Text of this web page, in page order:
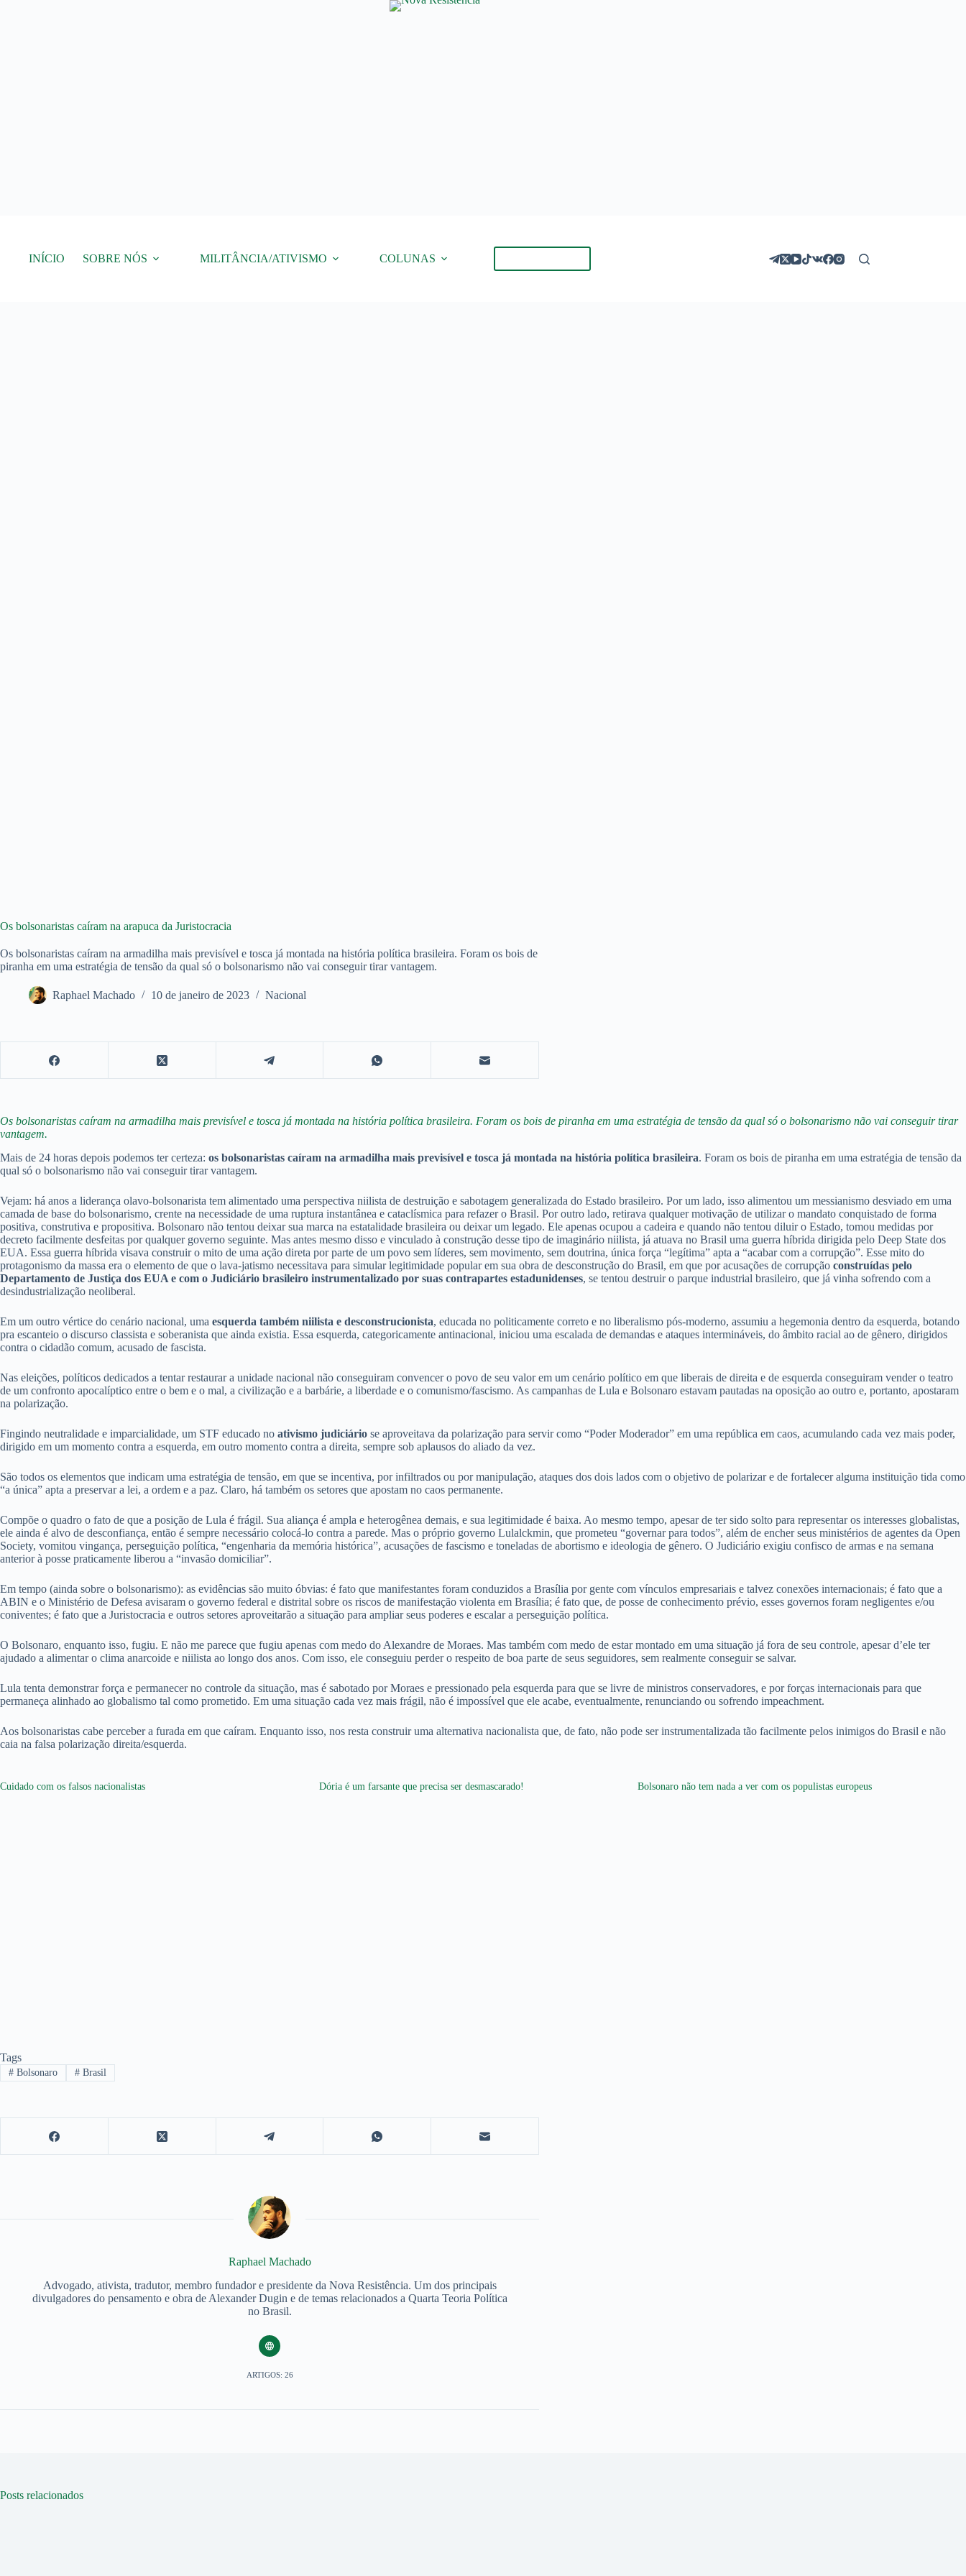
INÍCIO SOBRE NÓS MILITÂNCIA/ATIVISMO COLUNAS
Os bolsonaristas caíram na arapuca da Juristocracia
Os bolsonaristas caíram na armadilha mais previsível e tosca já montada na história política brasileira. Foram os bois de
piranha em uma estratégia de tensão da qual só o bolsonarismo não vai conseguir tirar vantagem.
Raphael Machado 10 de janeiro de 2023 Nacional
Os bolsonaristas caíram na armadilha mais previsível e tosca já montada na história política brasileira. Foram os bois de piranha em uma estratégia de tensão da qual só o bolsonarismo não vai conseguir tirar
vantagem.
Mais de 24 horas depois podemos ter certeza: os bolsonaristas caíram na armadilha mais previsível e tosca já montada na história política brasileira. Foram os bois de piranha em uma estratégia de tensão da
qual só o bolsonarismo não vai conseguir tirar vantagem.
Vejam: há anos a liderança olavo-bolsonarista tem alimentado uma perspectiva niilista de destruição e sabotagem generalizada do Estado brasileiro. Por um lado, isso alimentou um messianismo desviado em uma
camada de base do bolsonarismo, crente na necessidade de uma ruptura instantânea e cataclísmica para refazer o Brasil. Por outro lado, retirava qualquer motivação de utilizar o mandato conquistado de forma
positiva, construtiva e propositiva. Bolsonaro não tentou deixar sua marca na estatalidade brasileira ou deixar um legado. Ele apenas ocupou a cadeira e quando não tentou diluir o Estado, tomou medidas por
decreto facilmente desfeitas por qualquer governo seguinte. Mas antes mesmo disso e vinculado à construção desse tipo de imaginário niilista, já atuava no Brasil uma guerra híbrida dirigida pelo Deep State dos
EUA. Essa guerra híbrida visava construir o mito de uma ação direta por parte de um povo sem líderes, sem movimento, sem doutrina, única força “legítima” apta a “acabar com a corrupção”. Esse mito do
protagonismo da massa era o elemento de que o lava-jatismo necessitava para simular legitimidade popular em sua obra de desconstrução do Brasil, em que por acusações de corrupção construídas pelo
Departamento de Justiça dos EUA e com o Judiciário brasileiro instrumentalizado por suas contrapartes estadunidenses, se tentou destruir o parque industrial brasileiro, que já vinha sofrendo com a
desindustrialização neoliberal.
Em um outro vértice do cenário nacional, uma esquerda também niilista e desconstrucionista, educada no politicamente correto e no liberalismo pós-moderno, assumiu a hegemonia dentro da esquerda, botando
pra escanteio o discurso classista e soberanista que ainda existia. Essa esquerda, categoricamente antinacional, iniciou uma escalada de demandas e ataques intermináveis, do âmbito racial ao de gênero, dirigidos
contra o cidadão comum, acusado de fascista.
Nas eleições, políticos dedicados a tentar restaurar a unidade nacional não conseguiram convencer o povo de seu valor em um cenário político em que liberais de direita e de esquerda conseguiram vender o teatro
de um confronto apocalíptico entre o bem e o mal, a civilização e a barbárie, a liberdade e o comunismo/fascismo. As campanhas de Lula e Bolsonaro estavam pautadas na oposição ao outro e, portanto, apostaram
na polarização.
Fingindo neutralidade e imparcialidade, um STF educado no ativismo judiciário se aproveitava da polarização para servir como “Poder Moderador” em uma república em caos, acumulando cada vez mais poder,
dirigido em um momento contra a esquerda, em outro momento contra a direita, sempre sob aplausos do aliado da vez.
São todos os elementos que indicam uma estratégia de tensão, em que se incentiva, por infiltrados ou por manipulação, ataques dos dois lados com o objetivo de polarizar e de fortalecer alguma instituição tida como
“a única” apta a preservar a lei, a ordem e a paz. Claro, há também os setores que apostam no caos permanente.
Compõe o quadro o fato de que a posição de Lula é frágil. Sua aliança é ampla e heterogênea demais, e sua legitimidade é baixa. Ao mesmo tempo, apesar de ter sido solto para representar os interesses globalistas,
ele ainda é alvo de desconfiança, então é sempre necessário colocá-lo contra a parede. Mas o próprio governo Lulalckmin, que prometeu “governar para todos”, além de encher seus ministérios de agentes da Open
Society, vomitou vingança, perseguição política, “engenharia da memória histórica”, acusações de fascismo e toneladas de abortismo e ideologia de gênero. O Judiciário exigiu confisco de armas e na semana
anterior à posse praticamente liberou a “invasão domiciliar”.
Em tempo (ainda sobre o bolsonarismo): as evidências são muito óbvias: é fato que manifestantes foram conduzidos a Brasília por gente com vínculos empresariais e talvez conexões internacionais; é fato que a
ABIN e o Ministério de Defesa avisaram o governo federal e distrital sobre os riscos de manifestação violenta em Brasília; é fato que, de posse de conhecimento prévio, esses governos foram negligentes e/ou
coniventes; é fato que a Juristocracia e outros setores aproveitarão a situação para ampliar seus poderes e escalar a perseguição política.
O Bolsonaro, enquanto isso, fugiu. E não me parece que fugiu apenas com medo do Alexandre de Moraes. Mas também com medo de estar montado em uma situação já fora de seu controle, apesar d’ele ter
ajudado a alimentar o clima anarcoide e niilista ao longo dos anos. Com isso, ele conseguiu perder o respeito de boa parte de seus seguidores, sem realmente conseguir se salvar.
Lula tenta demonstrar força e permanecer no controle da situação, mas é sabotado por Moraes e pressionado pela esquerda para que se livre de ministros conservadores, e por forças internacionais para que
permaneça alinhado ao globalismo tal como prometido. Em uma situação cada vez mais frágil, não é impossível que ele acabe, eventualmente, renunciando ou sofrendo impeachment.
Aos bolsonaristas cabe perceber a furada em que caíram. Enquanto isso, nos resta construir uma alternativa nacionalista que, de fato, não pode ser instrumentalizada tão facilmente pelos inimigos do Brasil e não
caia na falsa polarização direita/esquerda.
Cuidado com os falsos nacionalistas Dória é um farsante que precisa ser desmascarado! Bolsonaro não tem nada a ver com os populistas europeus
Tags
#Bolsonaro #Brasil
Raphael Machado
Advogado, ativista, tradutor, membro fundador e presidente da Nova Resistência. Um dos principais
divulgadores do pensamento e obra de Alexander Dugin e de temas relacionados a Quarta Teoria Política
no Brasil.
ARTIGOS: 26
Posts relacionados